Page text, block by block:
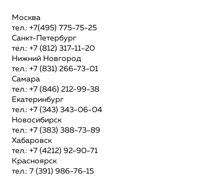
Москва
тел.: +7(495) 775-75-25
Санкт-Петербург
тел.: +7 (812) 317-11-20
Нижний Новгород
тел.: +7 (831) 266-73-01
Самара
тел.: +7 (846) 212-99-38
Екатеринбург
тел.: +7 (343) 343-06-04
Новосибирск
тел.: +7 (383) 388-73-89
Хабаровск
тел.: +7 (4212) 92-90-71
Красноярск
тел.: 7 (391) 986-76-15